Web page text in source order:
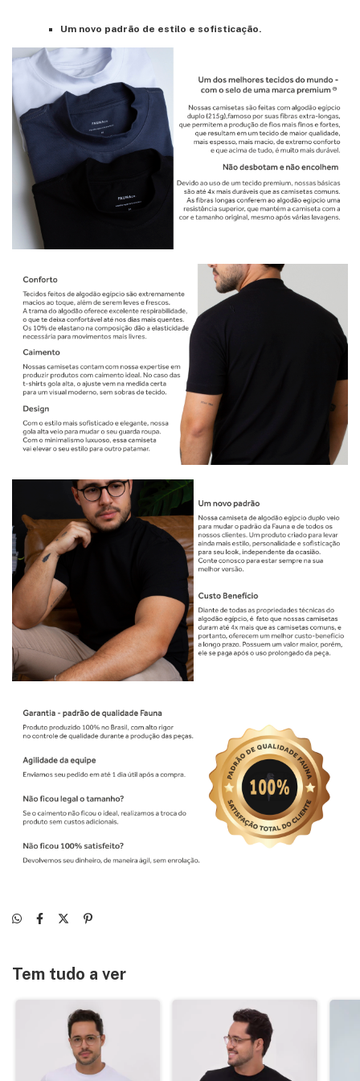
Um novo padrão de estilo e sofisticação.
Tem tudo a ver